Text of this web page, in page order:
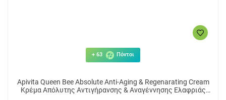
+ 63 Πόντοι
Apivita Queen Bee Absolute Anti-Aging & Regenarating Cream
Kρέμα Απόλυτης Αντιγήρανσης & Αναγέννησης Ελαφριάς